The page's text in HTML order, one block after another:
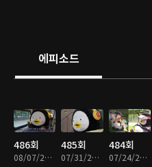
에피소드
486회
08/07/2026 • 18분
485회
07/31/2026 • 15분
484회
07/24/2026 • 20분